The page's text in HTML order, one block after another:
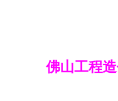
佛山工程